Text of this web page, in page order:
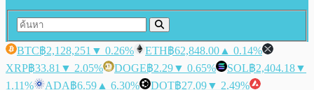
BTC฿2,128,251 ▼ 0.26% ETH฿62,848.00 ▲ 0.14%
XRP฿33.81 ▼ 2.05% DOGE฿2.29▼ 0.65% SOL฿2,404.18▼
1.11%
ADA฿6.59 ▲ 6.30% DOT฿27.09▼ 2.49%